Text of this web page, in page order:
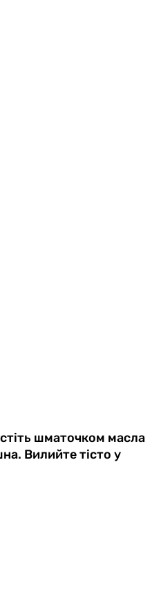
шматочком масла
Вилийте тісто у